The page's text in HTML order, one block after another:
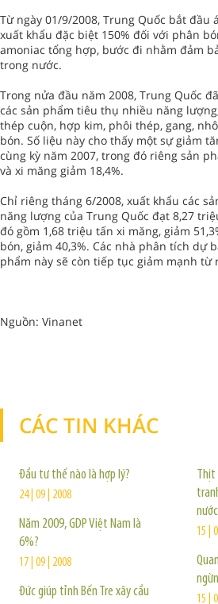
Từ ngày 01/9/2008, Trung Quốc bắt
xuất khẩu đặc biệt 150% đối với phân
amoniac tổng hợp, bước đi nhằm đảm
trong nước.
Trong nửa đầu năm 2008, Trung Quốc
các sản phẩm tiêu thụ nhiều năng
thép cuộn, hợp kim, phôi thép, gang,
bón. Số liệu này cho thấy một sự giảm
cùng kỳ năm 2007, trong đó riêng sản
và xi măng giảm 18,4%.
Chỉ riêng tháng 6/2008, xuất khẩu các
năng lượng của Trung Quốc đạt 8,27
đó gồm 1,68 triệu tấn xi măng, giảm
bón, giảm 40,3%. Các nhà phân tích dự
phẩm này sẽ còn tiếp tục giảm mạnh từ
Nguồn: Vinanet
CÁC TIN KHÁC
Đầu tư thế nào là hợp lý?
24 | 09 | 2008
Năm 2009, GDP Việt Nam là
6%?
17 | 09 | 2008
Đức giúp tỉnh Bến Tre xây cầu
Thịt
nước
15 |
15 |